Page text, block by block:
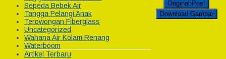
Sepeda Bebek Air
Tangga Pelangi Anak
Terowongan Fiberglass
Uncategorized
Wahana Air Kolam Renang
Waterboom
Artikel Terbaru
Original Post
Download Gambar